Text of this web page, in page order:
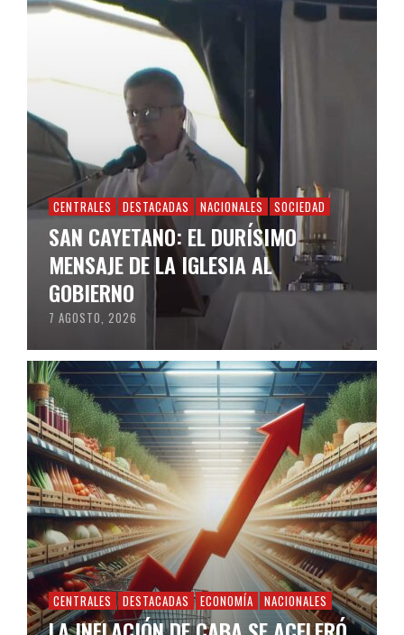
CENTRALES DESTACADAS NACIONALES SOCIEDAD
SAN CAYETANO: EL DURÍSIMO
MENSAJE DE LA IGLESIA AL
GOBIERNO
7 AGOSTO, 2026
CENTRALES DESTACADAS ECONOMÍA NACIONALES